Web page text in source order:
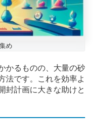
め
かるものの、大量の砂
法です。これを効率よ
封計画に大きな助けと